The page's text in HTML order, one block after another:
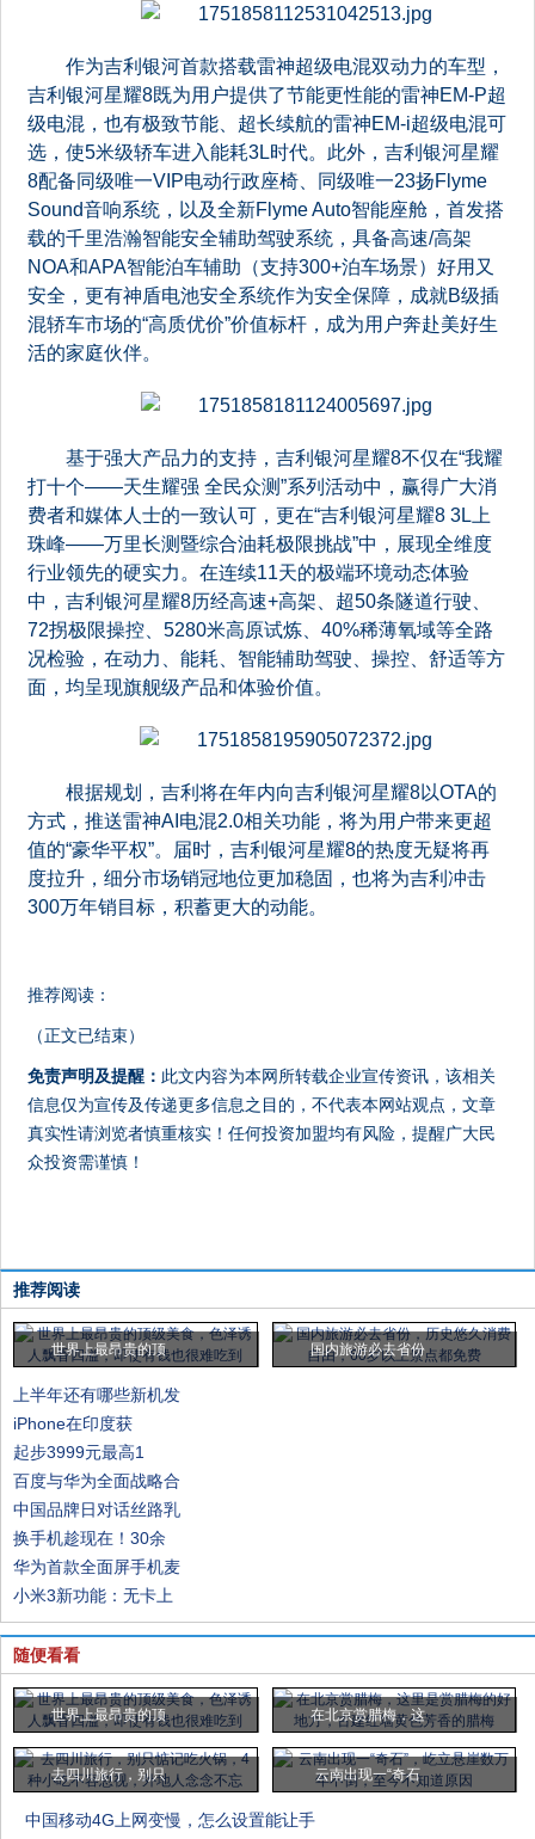
作为吉利银河首款搭载雷神超级电混双动力的车型，
吉利银河星耀8既为用户提供了节能更性能的雷神EM-P超
级电混，也有极致节能、超长续航的雷神EM-i超级电混可
选，使5米级轿车进入能耗3L时代。此外，吉利银河星耀
8配备同级唯一VIP电动行政座椅、同级唯一23扬Flyme
Sound音响系统，以及全新Flyme Auto智能座舱，首发搭
载的千里浩瀚智能安全辅助驾驶系统，具备高速/高架
NOA和APA智能泊车辅助（支持300+泊车场景）好用又
安全，更有神盾电池安全系统作为安全保障，成就B级插
混轿车市场的“高质优价”价值标杆，成为用户奔赴美好生
活的家庭伙伴。
基于强大产品力的支持，吉利银河星耀8不仅在“我耀
打十个——天生耀强 全民众测”系列活动中，赢得广大消
费者和媒体人士的一致认可，更在“吉利银河星耀8 3L上
珠峰——万里长测暨综合油耗极限挑战”中，展现全维度
行业领先的硬实力。在连续11天的极端环境动态体验
中，吉利银河星耀8历经高速+高架、超50条隧道行驶、
72拐极限操控、5280米高原试炼、40%稀薄氧域等全路
况检验，在动力、能耗、智能辅助驾驶、操控、舒适等方
面，均呈现旗舰级产品和体验价值。
根据规划，吉利将在年内向吉利银河星耀8以OTA的
方式，推送雷神AI电混2.0相关功能，将为用户带来更超
值的“豪华平权”。届时，吉利银河星耀8的热度无疑将再
度拉升，细分市场销冠地位更加稳固，也将为吉利冲击
300万年销目标，积蓄更大的动能。
推荐阅读：
（正文已结束）
免责声明及提醒： 此文内容为本网所转载企业宣传资讯，该相关
信息仅为宣传及传递更多信息之目的，不代表本网站观点，文章
真实性请浏览者慎重核实！任何投资加盟均有风险，提醒广大民
众投资需谨慎！
推荐阅读
世界上最昂贵的顶 国内旅游必去省份
上半年还有哪些新机发
iPhone在印度获
起步3999元最高1
百度与华为全面战略合
中国品牌日对话丝路乳
换手机趁现在！30余
华为首款全面屏手机麦
小米3新功能：无卡上
随便看看
世界上最昂贵的顶 在北京赏腊梅，这
去四川旅行，别只 云南出现一“奇石
中国移动4G上网变慢，怎么设置能让手